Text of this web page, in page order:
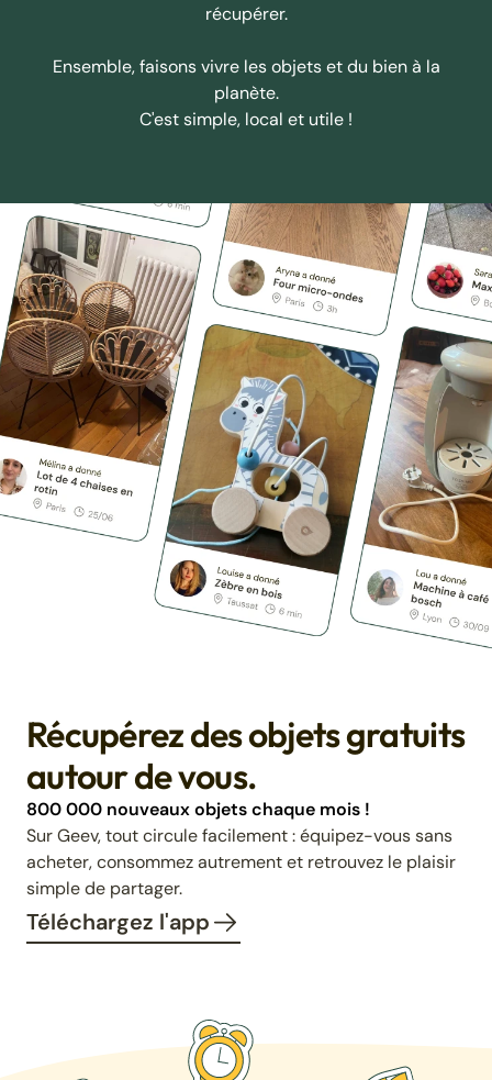
récupérer.
Ensemble, faisons vivre les objets et du bien à la
planète.
C'est simple, local et utile !
Récupérez des objets gratuits
autour de vous.
800 000 nouveaux objets chaque mois !
Sur Geev, tout circule facilement : équipez-vous sans
acheter, consommez autrement et retrouvez le plaisir
simple de partager.
Téléchargez l'app